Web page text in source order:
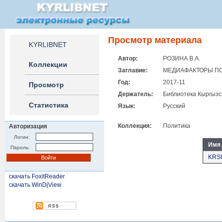
KYRLIBNET
Коллекции
Просмотр
Статистика
Авторизация
Логин:
Пароль:
скачать FoxitReader
скачать WinDjView
Просмотр материала
Автор:
РОЗИНА В.А.
Заглавие:
МЕДИАФАКТОРЫ
Год:
2017-11
Держатель:
Библиотека
Язык:
Русский
Коллекция: Политика
Имя